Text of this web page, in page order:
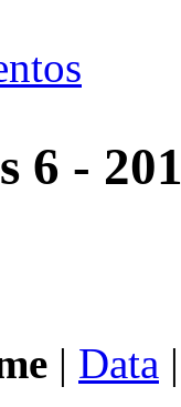
6 -
| Data